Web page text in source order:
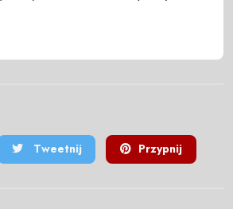
Tweetnij Przypnij